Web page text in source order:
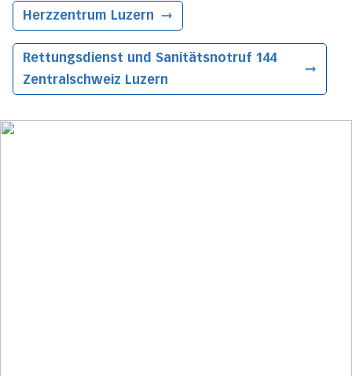
Herzzentrum Luzern
Rettungsdienst und Sanitätsnotruf 144
Zentralschweiz Luzern